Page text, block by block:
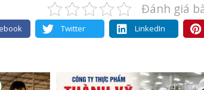
Đánh giá
Twitter LinkedIn